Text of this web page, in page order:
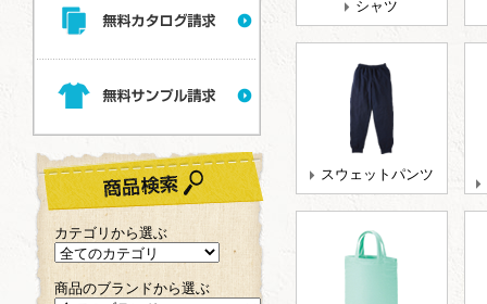
シャツ
スウェットパンツ
カテゴリから選ぶ
商品のブランドから選ぶ